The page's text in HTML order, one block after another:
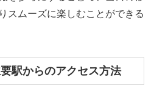
スムーズに楽しむことができる
駅からのアクセス方法